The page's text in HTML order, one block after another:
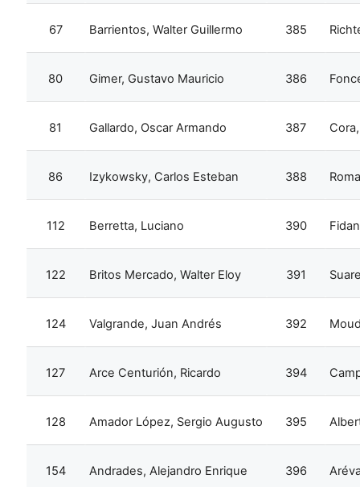
67 Barrientos, Walter Guillermo 385
80 Gimer, Gustavo Mauricio 386
81 Gallardo, Oscar Armando 387
86 Izykowsky, Carlos Esteban 388
112 Berretta, Luciano 390
122 Britos Mercado, Walter Eloy 391
124 Valgrande, Juan Andrés 392
127 Arce Centurión, Ricardo 394
128 Amador López, Sergio Augusto 395
154 Andrades, Alejandro Enrique 396